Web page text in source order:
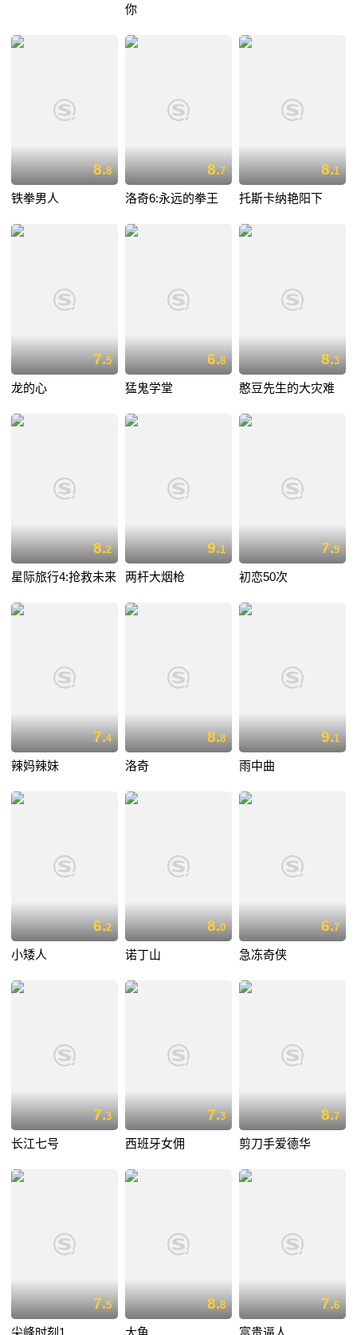
你
8.8
铁拳男人
8.7
洛奇6:永远的拳王
8.1
托斯卡纳艳阳下
7.5
龙的心
6.8
猛鬼学堂
8.3
憨豆先生的大灾难
8.2
星际旅行4:抢救未来
9.1
两杆大烟枪
7.9
初恋50次
7.4
辣妈辣妹
8.8
洛奇
9.1
雨中曲
6.2
小矮人
8.0
诺丁山
6.7
急冻奇侠
7.3
长江七号
7.3
西班牙女佣
8.7
剪刀手爱德华
7.5 8.8 7.6